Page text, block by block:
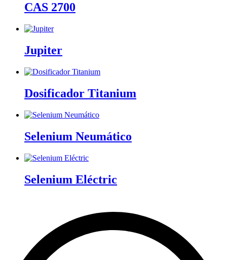
CAS 2700
Jupiter
Dosificador Titanium
Selenium Neumático
Selenium Eléctric